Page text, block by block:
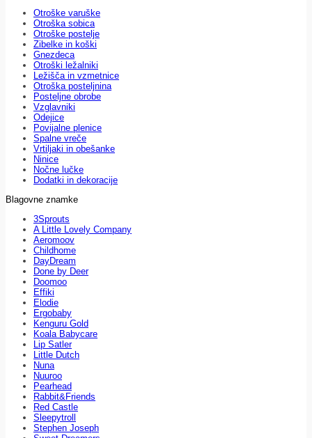
Otroške varuške
Otroška sobica
Otroške postelje
Zibelke in koški
Gnezdeca
Otroški ležalniki
Ležišča in vzmetnice
Otroška posteljnina
Posteljne obrobe
Vzglavniki
Odejice
Povijalne plenice
Spalne vreče
Vrtiljaki in obešanke
Ninice
Nočne lučke
Dodatki in dekoracije
Blagovne znamke
3Sprouts
A Little Lovely Company
Aeromoov
Childhome
DayDream
Done by Deer
Doomoo
Effiki
Elodie
Ergobaby
Kenguru Gold
Koala Babycare
Lip Satler
Little Dutch
Nuna
Nuuroo
Pearhead
Rabbit&Friends
Red Castle
Sleepytroll
Stephen Joseph